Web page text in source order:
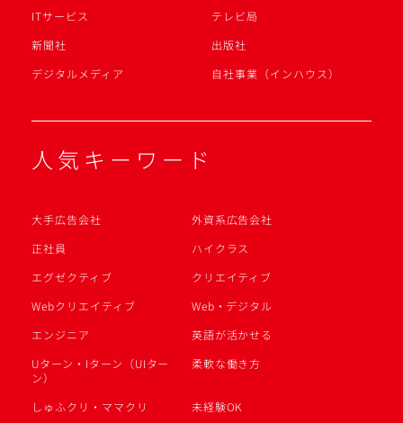
ITサービス
テレビ局
新聞社
出版社
デジタルメディア
自社事業（インハウス）
人気キーワード
大手広告会社
外資系広告会社
正社員
ハイクラス
エグゼクティブ
クリエイティブ
Webクリエイティブ
Web・デジタル
エンジニア
英語が活かせる
Uターン・Iターン（UIター
ン）
柔軟な働き方
しゅふクリ・ママクリ
未経験OK